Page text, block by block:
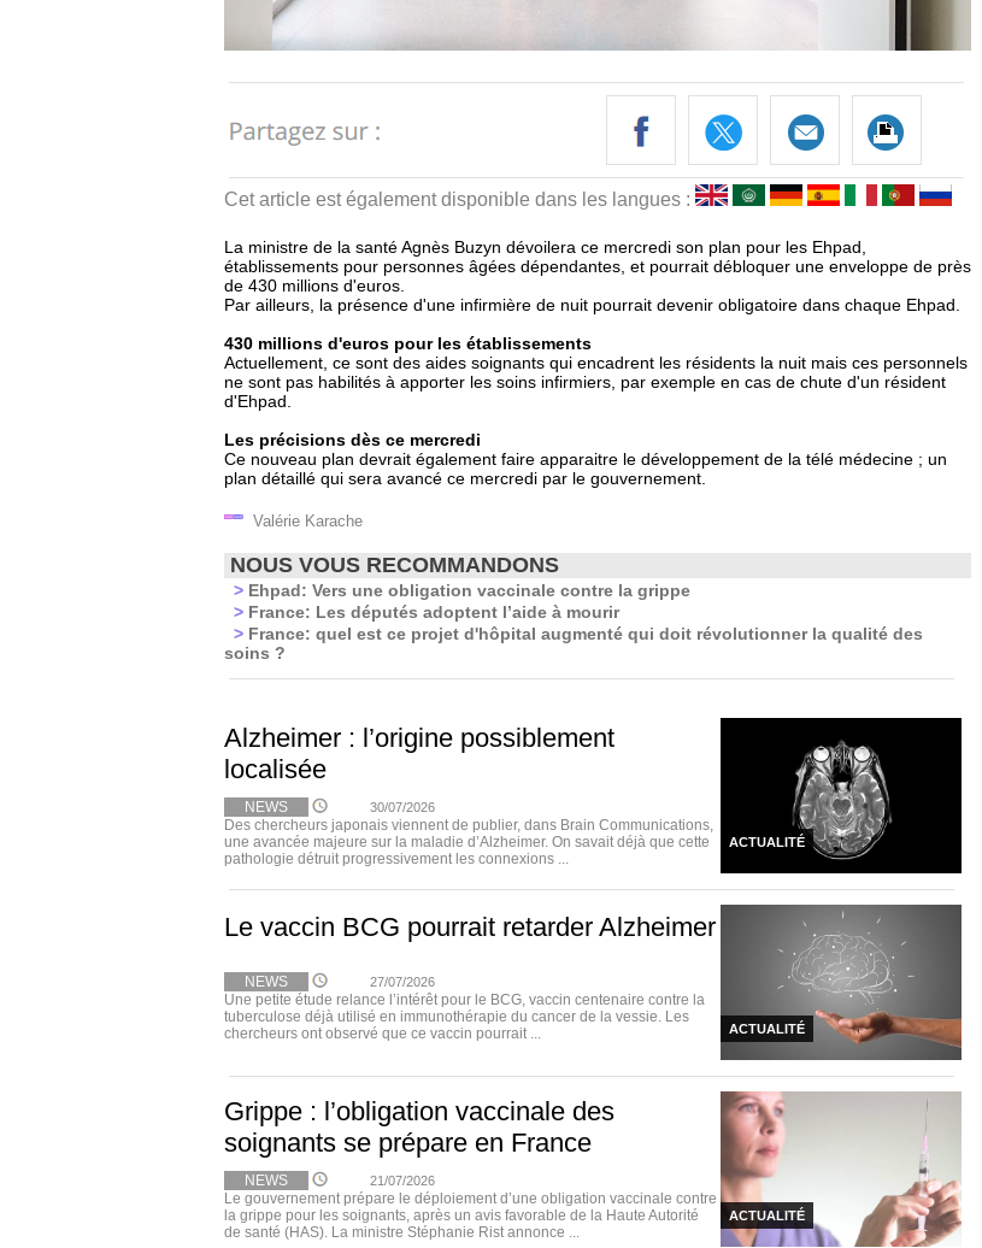
Cet article est également disponible dans les langues :
La ministre de la santé Agnès Buzyn dévoilera ce mercredi son plan pour les Ehpad,
établissements pour personnes âgées dépendantes, et pourrait débloquer une enveloppe de près
de 430 millions d'euros.
Par ailleurs, la présence d'une infirmière de nuit pourrait devenir obligatoire dans chaque Ehpad.
430 millions d'euros pour les établissements
Actuellement, ce sont des aides soignants qui encadrent les résidents la nuit mais ces personnels
ne sont pas habilités à apporter les soins infirmiers, par exemple en cas de chute d'un résident
d'Ehpad.
Les précisions dès ce mercredi
Ce nouveau plan devrait également faire apparaitre le développement de la télé médecine ; un
plan détaillé qui sera avancé ce mercredi par le gouvernement.
Valérie Karache
NOUS VOUS RECOMMANDONS
> Ehpad: Vers une obligation vaccinale contre la grippe
> France: Les députés adoptent l’aide à mourir
> France: quel est ce projet d'hôpital augmenté qui doit révolutionner la qualité des
soins ?
Alzheimer : l’origine possiblement
localisée
ACTUALITÉ
NEWS 30/07/2026
Des chercheurs japonais viennent de publier, dans Brain Communications,
une avancée majeure sur la maladie d’Alzheimer. On savait déjà que cette
pathologie détruit progressivement les connexions ...
Le vaccin BCG pourrait retarder Alzheimer
ACTUALITÉ
NEWS 27/07/2026
Une petite étude relance l’intérêt pour le BCG, vaccin centenaire contre la
tuberculose déjà utilisé en immunothérapie du cancer de la vessie. Les
chercheurs ont observé que ce vaccin pourrait ...
Grippe : l’obligation vaccinale des
soignants se prépare en France
ACTUALITÉ
NEWS 21/07/2026
Le gouvernement prépare le déploiement d’une obligation vaccinale contre
la grippe pour les soignants, après un avis favorable de la Haute Autorité
de santé (HAS). La ministre Stéphanie Rist annonce ...